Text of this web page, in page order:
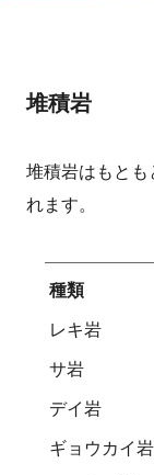
堆積岩
堆積岩はもと
れます。
種類
レキ岩
サ岩
デイ岩
ギョウカイ岩